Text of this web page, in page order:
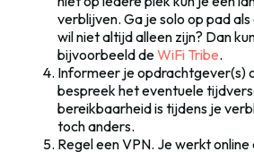
verblijven. Ga je solo op pad
wil niet altijd alleen zijn? Dan
bijvoorbeeld deWiFi Tribe.
Informeer je opdrachtgever(s)
bespreek het eventuele
bereikbaarheid is tijdens je
toch anders.
Regel een VPN. Je werkt